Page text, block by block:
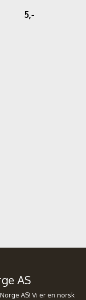
5,-
AS
AS! Vi er en norsk